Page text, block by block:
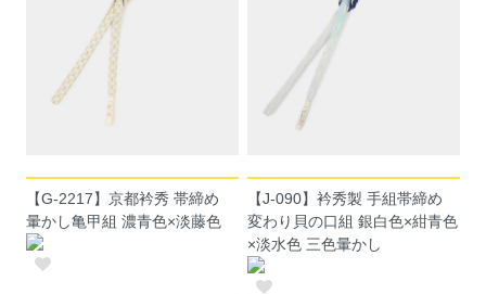
【G-2217】京都衿秀 帯締め
暈かし亀甲組 濃青色×淡藤色
【J-090】衿秀製 手組帯締め
変わり貝の口組 銀白色×紺青色
×淡水色 三色暈かし